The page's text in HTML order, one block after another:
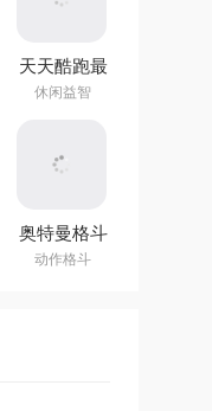
天天酷跑最
新版
休闲益智
奥特曼格斗
进化重生官
动作格斗